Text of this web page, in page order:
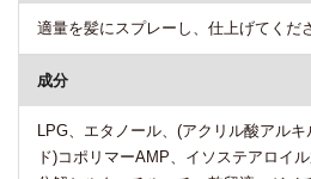
適量を髪にスプレーし、仕上げてくだ
成分
LPG、エタノール、(アクリル酸アル
ド)コポリマーAMP、イソステアロイ